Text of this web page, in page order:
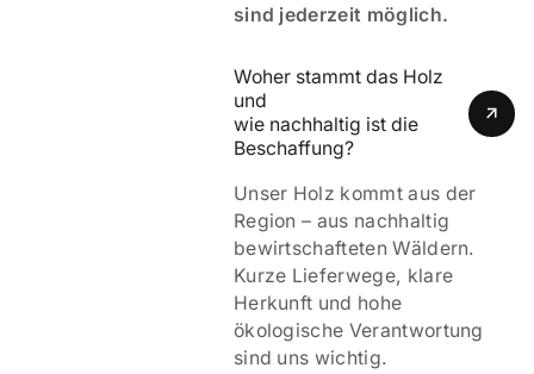
sind jederzeit möglich.
Woher stammt das Holz
und
wie nachhaltig ist die
Beschaffung?
Unser Holz kommt aus der
Region – aus nachhaltig
bewirtschafteten Wäldern.
Kurze Lieferwege, klare
Herkunft und hohe
ökologische Verantwortung
sind uns wichtig.